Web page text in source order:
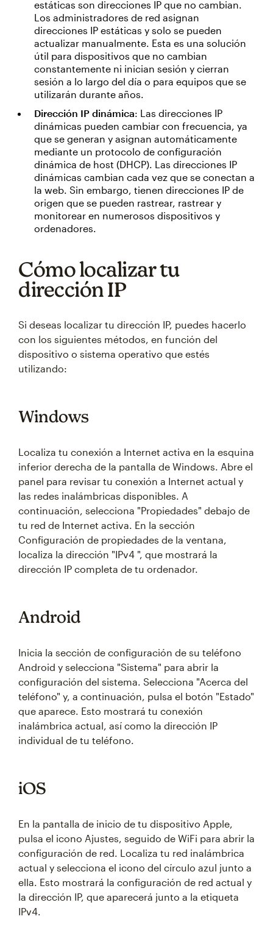
estáticas son direcciones IP que no cambian.
Los administradores de red asignan
direcciones IP estáticas y solo se pueden
actualizar manualmente. Esta es una solución
útil para dispositivos que no cambian
constantemente ni inician sesión y cierran
sesión a lo largo del día o para equipos que se
utilizarán durante años.
Dirección IP dinámica: Las direcciones IP
dinámicas pueden cambiar con frecuencia, ya
que se generan y asignan automáticamente
mediante un protocolo de configuración
dinámica de host (DHCP). Las direcciones IP
dinámicas cambian cada vez que se conectan a
la web. Sin embargo, tienen direcciones IP de
origen que se pueden rastrear, rastrear y
monitorear en numerosos dispositivos y
ordenadores.
Cómo localizar tu
dirección IP
Si deseas localizar tu dirección IP, puedes hacerlo
con los siguientes métodos, en función del
dispositivo o sistema operativo que estés
utilizando:
Windows
Localiza tu conexión a Internet activa en la esquina
inferior derecha de la pantalla de Windows. Abre el
panel para revisar tu conexión a Internet actual y
las redes inalámbricas disponibles. A
continuación, selecciona "Propiedades" debajo de
tu red de Internet activa. En la sección
Configuración de propiedades de la ventana,
localiza la dirección "IPv4 ", que mostrará la
dirección IP completa de tu ordenador.
Android
Inicia la sección de configuración de su teléfono
Android y selecciona "Sistema" para abrir la
configuración del sistema. Selecciona "Acerca del
teléfono" y, a continuación, pulsa el botón "Estado"
que aparece. Esto mostrará tu conexión
inalámbrica actual, así como la dirección IP
individual de tu teléfono.
iOS
En la pantalla de inicio de tu dispositivo Apple,
pulsa el icono Ajustes, seguido de WiFi para abrir la
configuración de red. Localiza tu red inalámbrica
actual y selecciona el icono del círculo azul junto a
ella. Esto mostrará la configuración de red actual y
la dirección IP, que aparecerá junto a la etiqueta
IPv4.